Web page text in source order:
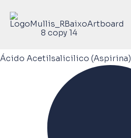
Ácido Acetilsalicilico (Aspirina)